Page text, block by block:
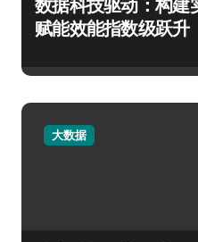
数据科技驱动：构建
赋能效能指数级跃升
大数据